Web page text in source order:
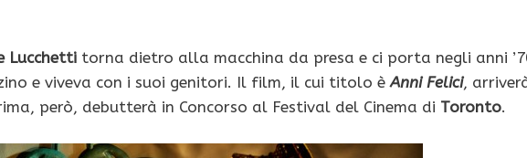
Lucchetti torna dietro alla macchina da presa e ci porta negli anni
e viveva con i suoi genitori. Il film, il cui titolo è Anni Felici,
però, debutterà in Concorso al Festival del Cinema di Toronto.